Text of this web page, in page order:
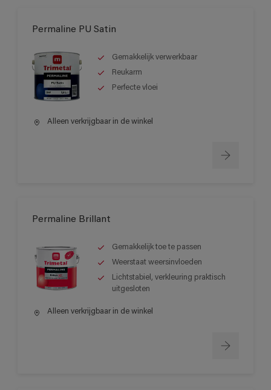
Permaline PU Satin
Gemakkelijk verwerkbaar
Reukarm
Perfecte vloei
Alleen verkrijgbaar in de winkel
Permaline Brillant
Gemakkelijk toe te passen
Weerstaat weersinvloeden
Lichtstabiel, verkleuring praktisch
uitgesloten
Alleen verkrijgbaar in de winkel